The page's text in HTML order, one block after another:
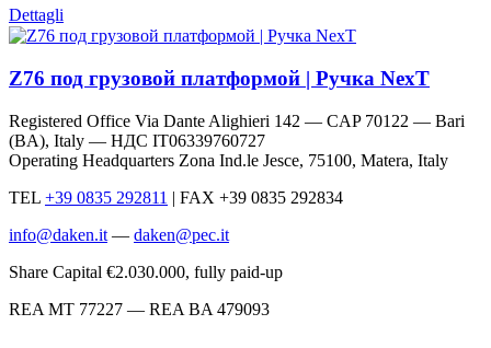
Dettagli
Z76 под грузовой платформой | Ручка NexT
Registered Office Via Dante Alighieri 142 — CAP 70122 — Bari
(BA), Italy — НДС IT06339760727
Operating Headquarters Zona Ind.le Jesce, 75100, Matera, Italy
TEL +39 0835 292811 | FAX +39 0835 292834
info@daken.it — daken@pec.it
Share Capital €2.030.000, fully paid-up
REA MT 77227 — REA BA 479093